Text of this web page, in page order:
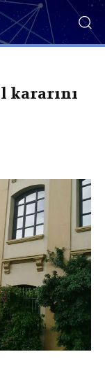
kararını